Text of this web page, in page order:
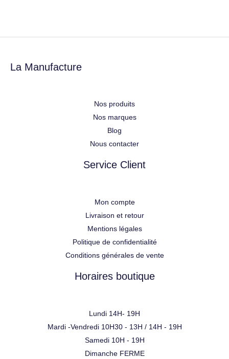
La Manufacture
Nos produits
Nos marques
Blog
Nous contacter
Service Client
Mon compte
Livraison et retour
Mentions légales
Politique de confidentialité
Conditions générales de vente
Horaires boutique
Lundi 14H- 19H
Mardi -Vendredi 10H30 - 13H / 14H - 19H
Samedi 10H - 19H
Dimanche FERME